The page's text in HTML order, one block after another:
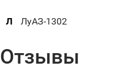
Л ЛуАЗ-1302
Отзывы